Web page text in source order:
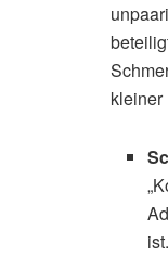
kleiner
ist.